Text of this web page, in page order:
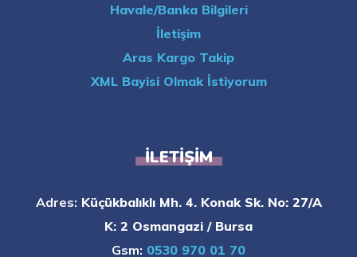
Havale/Banka Bilgileri
İletişim
Aras Kargo Takip
XML Bayisi Olmak İstiyorum
İLETIŞIM
Adres: Küçükbalıklı Mh. 4. Konak Sk. No: 27/A
K: 2 Osmangazi / Bursa
Gsm: 0530 970 01 70